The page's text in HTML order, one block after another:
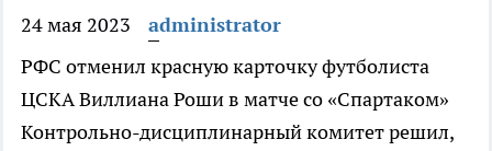
24 мая 2023
administrator
РФС отменил красную карточку футболиста
ЦСКА Виллиана Роши в матче со «Спартаком»
Контрольно-дисциплинарный комитет решил,